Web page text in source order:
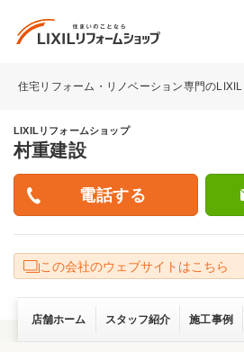
住宅リフォーム・リノベーション専門の
LIXILリフォームショップ
村重建設
この会社のウェブサイトはこちら
店舗ホーム スタッフ紹介 施工事例